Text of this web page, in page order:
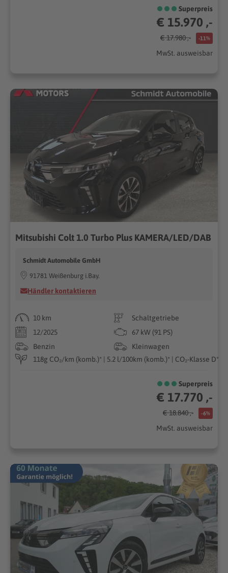
Superpreis
€ 15.970 ,-
€ 17.980 ,- -11%
MwSt. ausweisbar
Mitsubishi Colt 1.0 Turbo Plus KAMERA/LED/DAB
Schmidt Automobile GmbH
91781 Weißenburg i.Bay.
Händler kontaktieren
10 km
Schaltgetriebe
12/2025
67 kW (91 PS)
Benzin
Kleinwagen
118g CO₂/km (komb.)* | 5.2 l/100km (komb.)* | CO₂-Klasse D*
Superpreis
€ 17.770 ,-
€ 18.840 ,- -6%
MwSt. ausweisbar